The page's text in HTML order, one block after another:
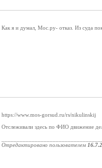
Как я и думал, Мос.ру- отказ. Из суда
https://www.mos-gorsud.ru/rs/nikulinskij
Отслеживали здесь по ФИО движение
Отредактировано пользователем